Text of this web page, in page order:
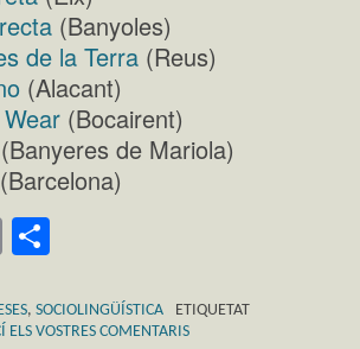
(Banyoles)
de la Terra (Reus)
(Alacant)
(Bocairent)
(Banyeres de Mariola)
(Barcelona)
Email
, SOCIOLINGÜÍSTICA
ETIQUETAT
ELS VOSTRES COMENTARIS